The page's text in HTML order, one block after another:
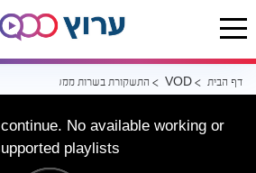
דף הבית VOD התשקורת בשרות ממששת השמד
No available working or
playlists.